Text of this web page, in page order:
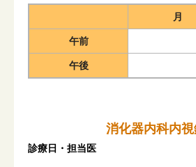
月
午前
午後
消化器内科内
診療日・担当医